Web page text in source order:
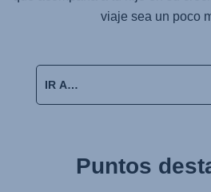
viaje sea un poco
Puntos